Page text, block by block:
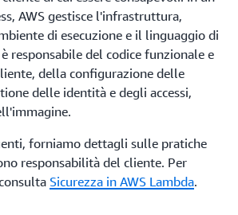
archiviate in un luogo a cui non si
sia possibile connettersi all'istanza
che abbia quelle chiavi scaricate.
fornisce lo stesso accesso SSH, in
su più macchine, in modo
nel limitare l'accesso al
AWS gestisce l'infrastruttura,
di esecuzione e il linguaggio di
responsabile del codice funzionale e
della configurazione delle
delle identità e degli accessi,
forniamo dettagli sulle pratiche
responsabilità del cliente. Per
Sicurezza in AWS Lambda.